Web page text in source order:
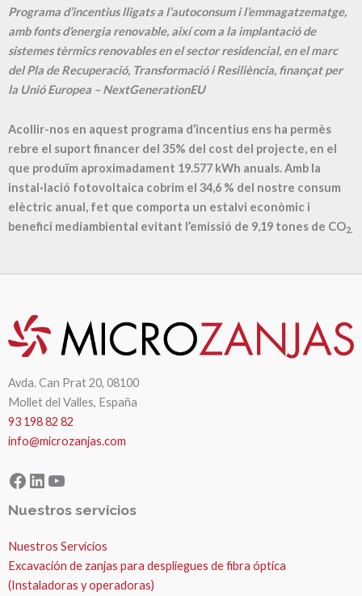
Programa d’incentius lligats a l’autoconsum i l’emmagatzematge,
amb fonts d’energia renovable, així com a la implantació de
sistemes tèrmics renovables en el sector residencial, en el marc
del Pla de Recuperació, Transformació i Resiliència, finançat per
la Unió Europea – NextGenerationEU
Acollir-nos en aquest programa d’incentius ens ha permès
rebre el suport financer del 35% del cost del projecte, en el
que produïm aproximadament 19.577 kWh anuals. Amb la
instal·lació fotovoltaica cobrim el 34,6 % del nostre consum
elèctric anual, fet que comporta un estalvi econòmic i
benefici mediambiental evitant l’emissió de 9,19 tones de CO2.
Avda. Can Prat 20, 08100
Mollet del Valles, España
93 198 82 82
info@microzanjas.com
Facebook
LinkedIn
YouTube
Nuestros servicios
Nuestros Servicios
Excavación de zanjas para despliegues de fibra óptica
(Instaladoras y operadoras)